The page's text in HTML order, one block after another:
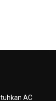
AC